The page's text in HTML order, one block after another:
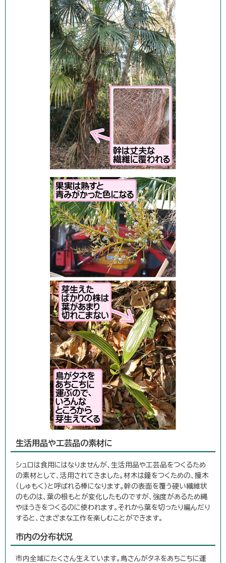
生活用品や工芸品の素材に
シュロは食用にはなりませんが、生活用品や工芸品をつくるため
の素材として、活用されてきました。材木は鐘をつくための、撞木
（しゅもく）と呼ばれる棒になります。幹の表面を覆う硬い繊維状
のものは、葉の根もとが変化したものですが、強度があるため縄
やほうきをつくるのに使われます。それから葉を切ったり編んだり
すると、さまざまな工作を楽しむことができます。
市内の分布状況
市内全域にたくさん生えています。鳥さんがタネをあちこちに運